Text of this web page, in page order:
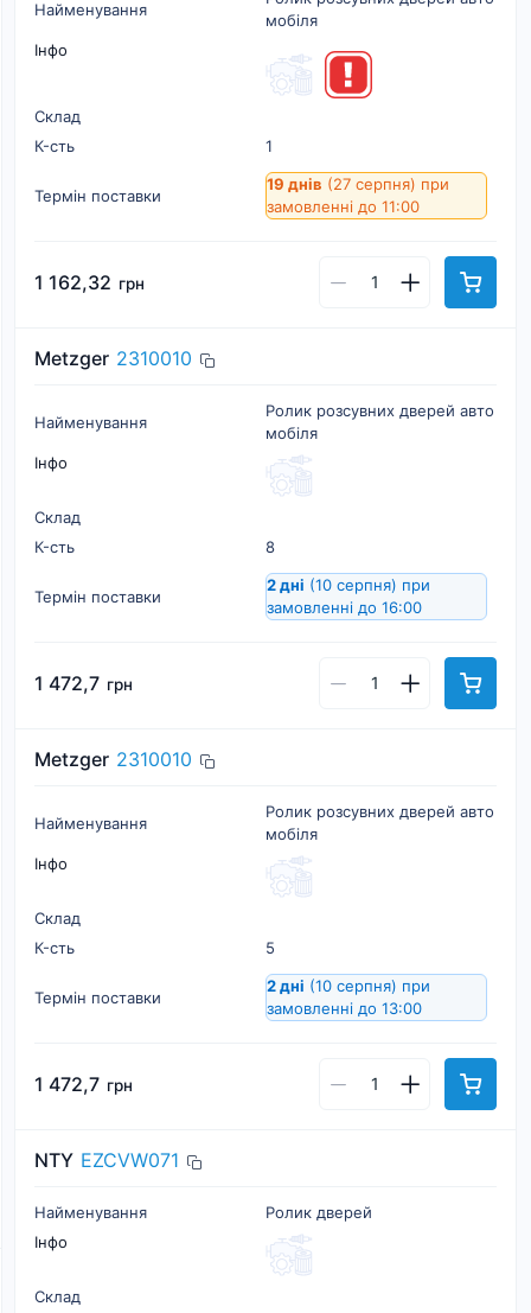
Найменування
мобіля
Інфо
Склад
К-cть
1
Термін поставки
19 днів (27 серпня) при
замовленні до 11:00
1 162,32 грн
Metzger 2310010
Найменування
Ролик розсувних дверей авто
мобіля
Інфо
Склад
К-cть
8
Термін поставки
2 дні (10 серпня) при
замовленні до 16:00
1 472,7 грн
Metzger 2310010
Найменування
Ролик розсувних дверей авто
мобіля
Інфо
Склад
К-cть
5
Термін поставки
2 дні (10 серпня) при
замовленні до 13:00
1 472,7 грн
NTY EZCVW071
Найменування
Ролик дверей
Інфо
Склад